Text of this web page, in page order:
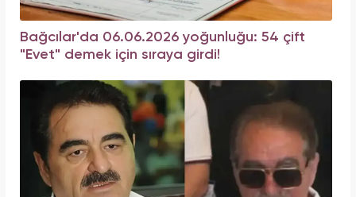
Bağcılar'da 06.06.2026 yoğunluğu: 54 çift
"Evet" demek için sıraya girdi!